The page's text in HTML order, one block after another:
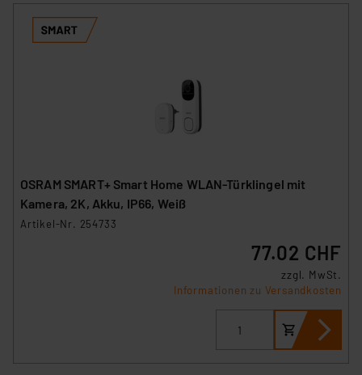
OSRAM SMART+ Smart Home WLAN-Türklingel mit
Kamera, 2K, Akku, IP66, Weiß
Artikel-Nr. 254733
77.02 CHF
zzgl. MwSt.
Informationen zu Versandkosten